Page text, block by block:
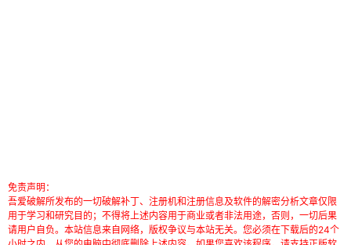
免责声明：
吾爱破解所发布的一切破解补丁、注册机和注册信息及软件的解密分析文章仅限
用于学习和研究目的；不得将上述内容用于商业或者非法用途，否则，一切后果
请用户自负。本站信息来自网络，版权争议与本站无关。您必须在下载后的24个